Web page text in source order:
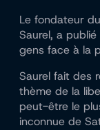
Le fondateur
Saurel, a
gens face à la
Saurel fait des
thème de la
peut-être le
inconnue de